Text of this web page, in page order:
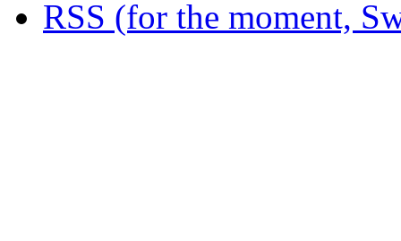
RSS (for the moment,